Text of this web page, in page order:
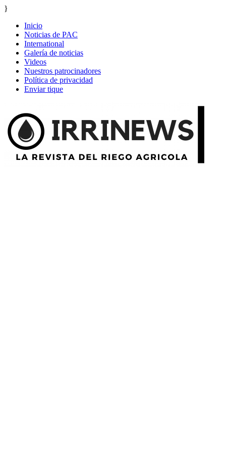
}
Inicio
Noticias de PAC
International
Galería de noticias
Videos
Nuestros patrocinadores
Política de privacidad
Enviar tique